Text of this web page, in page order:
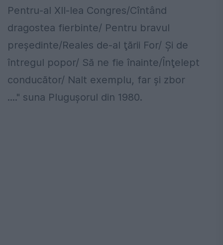
Pentru-al XII-lea Congres/Cîntând
dragostea fierbinte/ Pentru bravul
preşedinte/Reales de-al ţării For/ Şi de
întregul popor/ Să ne fie înainte/Înţelept
conducător/ Nalt exemplu, far şi zbor
...." suna Pluguşorul din 1980.